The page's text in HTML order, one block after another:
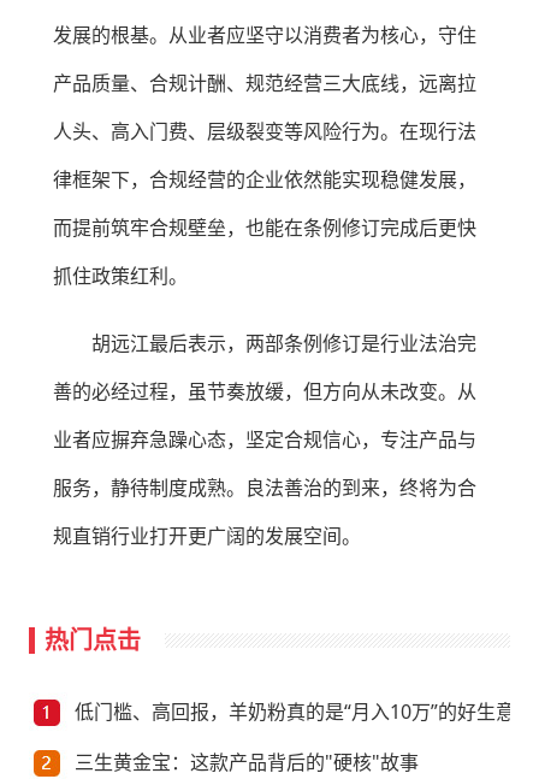
发展的根基。从业者应坚守以消费者为核心，守住
产品质量、合规计酬、规范经营三大底线，远离拉
人头、高入门费、层级裂变等风险行为。在现行法
律框架下，合规经营的企业依然能实现稳健发展，
而提前筑牢合规壁垒，也能在条例修订完成后更快
抓住政策红利。
胡远江最后表示，两部条例修订是行业法治完
善的必经过程，虽节奏放缓，但方向从未改变。从
业者应摒弃急躁心态，坚定合规信心，专注产品与
服务，静待制度成熟。良法善治的到来，终将为合
规直销行业打开更广阔的发展空间。
热门点击
低门槛、高回报，羊奶粉真的是“月入10万”的好生意？
三生黄金宝：这款产品背后的"硬核"故事